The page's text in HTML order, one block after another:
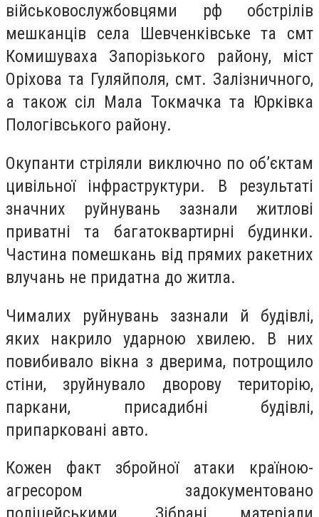
військовослужбовцями рф обстрілів
мешканців села Шевченківське та смт
Комишуваха Запорізького району, міст
Оріхова та Гуляйполя, смт. Залізничного,
а також сіл Мала Токмачка та Юрківка
Пологівського району.
Окупанти стріляли виключно по об’єктам
цивільної інфраструктури. В результаті
значних руйнувань зазнали житлові
приватні та багатоквартирні будинки.
Частина помешкань від прямих ракетних
влучань не придатна до житла.
Чималих руйнувань зазнали й будівлі,
яких накрило ударною хвилею. В них
повибивало вікна з дверима, потрощило
стіни, зруйнувало дворову територію,
паркани, присадибні будівлі,
припарковані авто.
Кожен факт збройної атаки країною-
агресором задокументовано